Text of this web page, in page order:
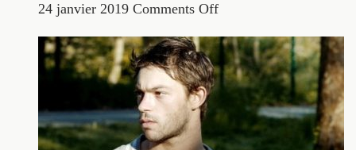
24 janvier 2019 Comments Off